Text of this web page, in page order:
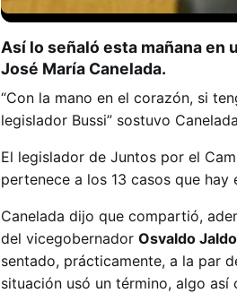
Así lo señaló esta mañana en
José María Canelada.
“Con la mano en el corazón, si
legislador Bussi” sostuvo
El legislador de Juntos por el
pertenece a los 13 casos que
Canelada dijo que compartió,
del vicegobernador Osvaldo Jaldo
sentado, prácticamente, a la par
situación usó un término, algo